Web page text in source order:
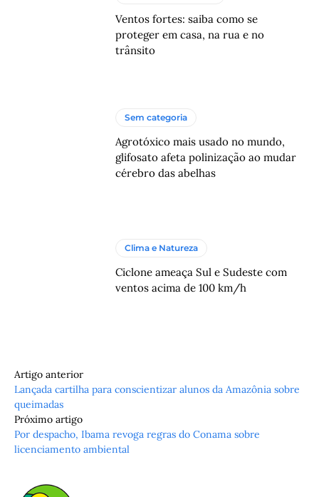
Ventos fortes: saiba como se
proteger em casa, na rua e no
trânsito
Sem categoria
Agrotóxico mais usado no mundo,
glifosato afeta polinização ao mudar
cérebro das abelhas
Clima e Natureza
Ciclone ameaça Sul e Sudeste com
ventos acima de 100 km/h
Artigo anterior
Lançada cartilha para conscientizar alunos da Amazônia sobre
queimadas
Próximo artigo
Por despacho, Ibama revoga regras do Conama sobre
licenciamento ambiental